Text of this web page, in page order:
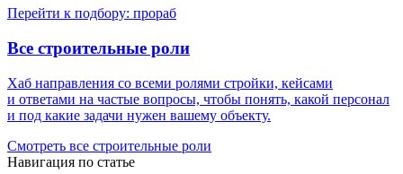
Перейти к подбору: прораб
Все строительные роли
Хаб направления со всеми ролями стройки, кейсами
и ответами на частые вопросы, чтобы понять, какой персонал
и под какие задачи нужен вашему объекту.
Смотреть все строительные роли
Навигация по статье